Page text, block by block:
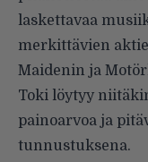
laskettavaa
merkittävien
Maidenin ja
Toki löytyy
painoarvoa ja
tunnustuksena.